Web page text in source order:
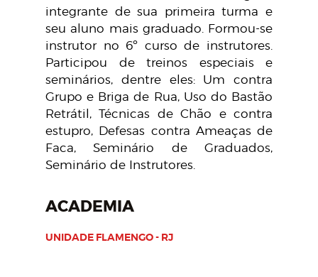
integrante de sua primeira turma e
seu aluno mais graduado. Formou-se
instrutor no 6º curso de instrutores.
Participou de treinos especiais e
seminários, dentre eles: Um contra
Grupo e Briga de Rua, Uso do Bastão
Retrátil, Técnicas de Chão e contra
estupro, Defesas contra Ameaças de
Faca, Seminário de Graduados,
Seminário de Instrutores.
ACADEMIA
UNIDADE FLAMENGO - RJ